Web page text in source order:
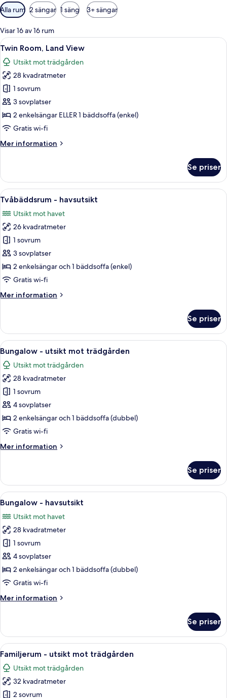
Tillgängliga
filter
för
rum
Alla rum 2 sängar 1 säng 3+ sängar
Visar 16 av 16 rum
Öppna
alla
foton
för
Twin
Room,
Land
View
En säng med ett stoppat sänggavel,
4
Twin Room, Land View
Utsikt mot trädgården
28 kvadratmeter
1 sovrum
3 sovplatser
2 enkelsängar ELLER 1 bäddsoffa (enkel)
Gratis wi-fi
Mer information
Mer
Room,
Land
View
Se priser
Öppna
alla
foton
för
Tvåbäddsrum
-
havsutsikt
Ett sovrum med en stor säng, en
4
Tvåbäddsrum - havsutsikt
Utsikt mot havet
26 kvadratmeter
1 sovrum
3 sovplatser
2 enkelsängar och 1 bäddsoffa (enkel)
Gratis wi-fi
Mer information
Mer
-
havsutsikt
Se priser
Öppna
alla
foton
för
Bungalow
-
utsikt
mot
Ett sovrum med en stor säng, en
6
Bungalow - utsikt mot trädgården
Utsikt mot trädgården
28 kvadratmeter
1 sovrum
4 sovplatser
2 enkelsängar och 1 bäddsoffa (dubbel)
Gratis wi-fi
Mer information
Mer
-
utsikt
mot
trädgården
Se priser
Öppna
alla
foton
för
Bungalow
-
havsutsikt
Ett sovrum med en balkong, en tv
5
Bungalow - havsutsikt
Utsikt mot havet
28 kvadratmeter
1 sovrum
4 sovplatser
2 enkelsängar och 1 bäddsoffa (dubbel)
Gratis wi-fi
Mer information
Mer
-
havsutsikt
Se priser
Öppna
alla
foton
för
Familjerum
Ett sovrum med en säng, en
5
Familjerum - utsikt mot trädgården
Utsikt mot trädgården
32 kvadratmeter
2 sovrum